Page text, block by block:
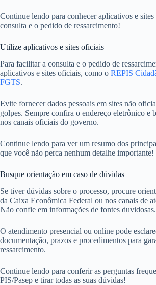
Continue lendo para conhecer aplicativos e
consulta e o pedido de ressarcimento!
Utilize aplicativos e sites oficiais
Para facilitar a consulta e o pedido de
aplicativos e sites oficiais, como o REPIS
FGTS.
Evite fornecer dados pessoais em sites não
golpes. Sempre confira o endereço eletrônico e
nos canais oficiais do governo.
Continue lendo para ver um resumo dos
que você não perca nenhum detalhe importante!
Busque orientação em caso de dúvidas
Se tiver dúvidas sobre o processo, procure
da Caixa Econômica Federal ou nos canais de
Não confie em informações de fontes duvidosas.
O atendimento presencial ou online pode
documentação, prazos e procedimentos para
ressarcimento.
Continue lendo para conferir as perguntas
PIS/Pasep e tirar todas as suas dúvidas!